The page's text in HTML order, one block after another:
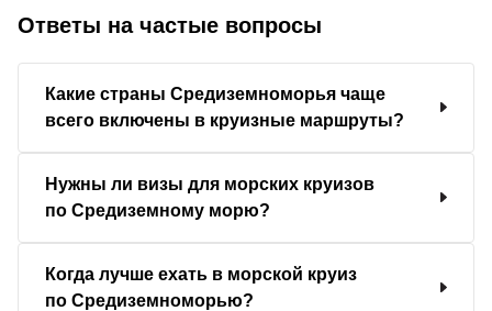
Ответы на частые вопросы
Какие страны Средиземноморья чаще
всего включены в круизные маршруты?
Нужны ли визы для морских круизов
по Средиземному морю?
Когда лучше ехать в морской круиз
по Средиземноморью?